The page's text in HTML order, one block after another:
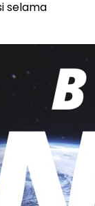
selama